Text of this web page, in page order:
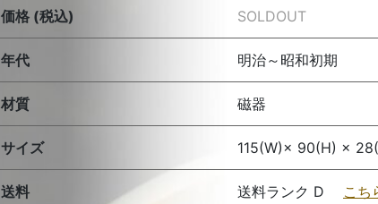
価格 (税込) SOLDOUT
年代 明治～昭和初期
材質 磁器
サイズ 115(W)× 90(H) ×
送料 送料ランク D こち